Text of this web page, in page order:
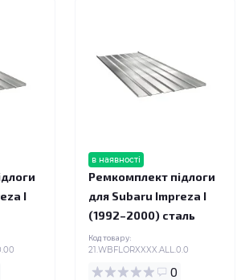
I
в наявності
Ремкомплект підлоги
для Subaru Impreza I
(1992–2000) сталь
Код товару:
21.WBFLORXXXX.ALL.0.0
0